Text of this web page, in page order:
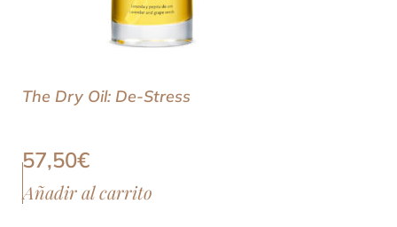
The Dry Oil: De-Stress
57,50€
Añadir al carrito